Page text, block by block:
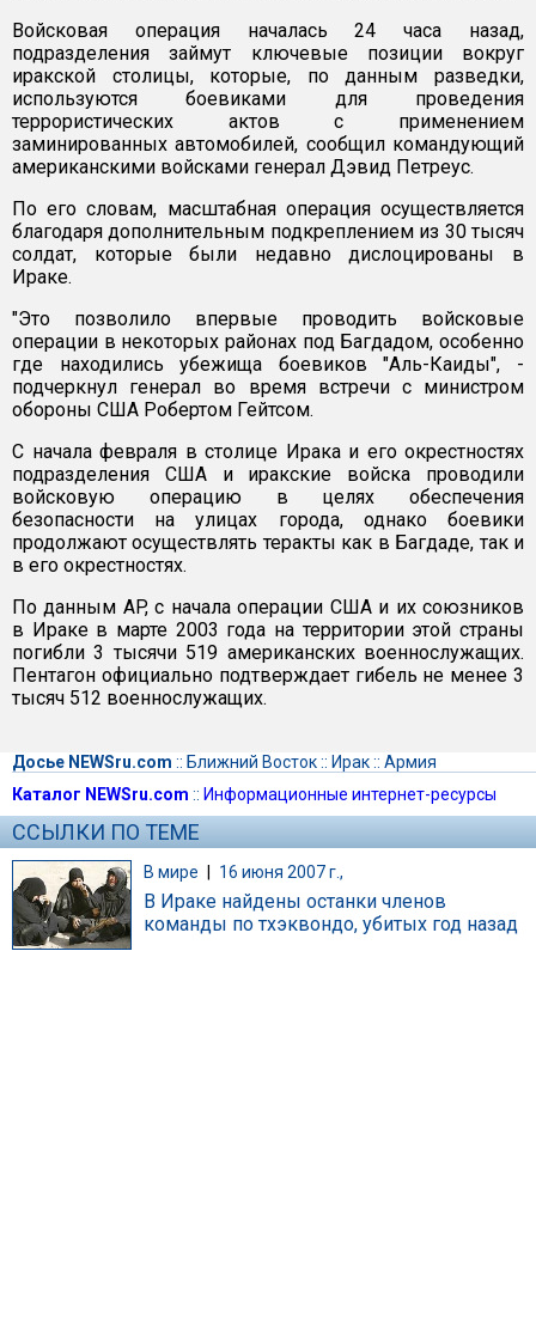
Войсковая операция началась 24 часа назад,
подразделения займут ключевые позиции вокруг
иракской столицы, которые, по данным разведки,
используются боевиками для проведения
террористических актов с применением
заминированных автомобилей, сообщил командующий
американскими войсками генерал Дэвид Петреус.
По его словам, масштабная операция осуществляется
благодаря дополнительным подкреплением из 30 тысяч
солдат, которые были недавно дислоцированы в
Ираке.
"Это позволило впервые проводить войсковые
операции в некоторых районах под Багдадом, особенно
где находились убежища боевиков "Аль-Каиды", -
подчеркнул генерал во время встречи с министром
обороны США Робертом Гейтсом.
С начала февраля в столице Ирака и его окрестностях
подразделения США и иракские войска проводили
войсковую операцию в целях обеспечения
безопасности на улицах города, однако боевики
продолжают осуществлять теракты как в Багдаде, так и
в его окрестностях.
По данным AP, с начала операции США и их союзников
в Ираке в марте 2003 года на территории этой страны
погибли 3 тысячи 519 американских военнослужащих.
Пентагон официально подтверждает гибель не менее 3
тысяч 512 военнослужащих.
Досье NEWSru.com :: Ближний Восток:: Ирак:: Армия
Каталог NEWSru.com :: Информационные интернет-ресурсы
ССЫЛКИ ПО ТЕМЕ
В мире | 16 июня 2007 г.,
В Ираке найдены останки членов
команды по тхэквондо, убитых год назад